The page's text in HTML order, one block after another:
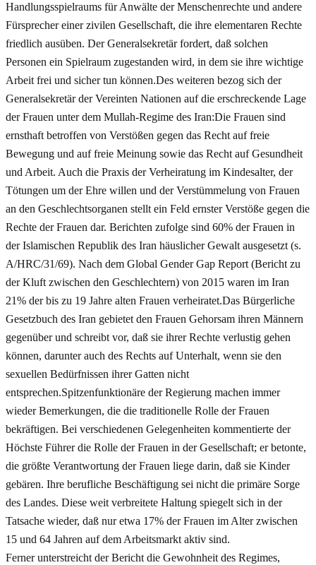
Handlungsspielraums für Anwälte der Menschenrechte und andere
Fürsprecher einer zivilen Gesellschaft, die ihre elementaren Rechte
friedlich ausüben. Der Generalsekretär fordert, daß solchen
Personen ein Spielraum zugestanden wird, in dem sie ihre wichtige
Arbeit frei und sicher tun können.Des weiteren bezog sich der
Generalsekretär der Vereinten Nationen auf die erschreckende Lage
der Frauen unter dem Mullah-Regime des Iran:Die Frauen sind
ernsthaft betroffen von Verstößen gegen das Recht auf freie
Bewegung und auf freie Meinung sowie das Recht auf Gesundheit
und Arbeit. Auch die Praxis der Verheiratung im Kindesalter, der
Tötungen um der Ehre willen und der Verstümmelung von Frauen
an den Geschlechtsorganen stellt ein Feld ernster Verstöße gegen die
Rechte der Frauen dar. Berichten zufolge sind 60% der Frauen in
der Islamischen Republik des Iran häuslicher Gewalt ausgesetzt (s.
A/HRC/31/69). Nach dem Global Gender Gap Report (Bericht zu
der Kluft zwischen den Geschlechtern) von 2015 waren im Iran
21% der bis zu 19 Jahre alten Frauen verheiratet.Das Bürgerliche
Gesetzbuch des Iran gebietet den Frauen Gehorsam ihren Männern
gegenüber und schreibt vor, daß sie ihrer Rechte verlustig gehen
können, darunter auch des Rechts auf Unterhalt, wenn sie den
sexuellen Bedürfnissen ihrer Gatten nicht
entsprechen.Spitzenfunktionäre der Regierung machen immer
wieder Bemerkungen, die die traditionelle Rolle der Frauen
bekräftigen. Bei verschiedenen Gelegenheiten kommentierte der
Höchste Führer die Rolle der Frauen in der Gesellschaft; er betonte,
die größte Verantwortung der Frauen liege darin, daß sie Kinder
gebären. Ihre berufliche Beschäftigung sei nicht die primäre Sorge
des Landes. Diese weit verbreitete Haltung spiegelt sich in der
Tatsache wieder, daß nur etwa 17% der Frauen im Alter zwischen
15 und 64 Jahren auf dem Arbeitsmarkt aktiv sind.
Ferner unterstreicht der Bericht die Gewohnheit des Regimes,